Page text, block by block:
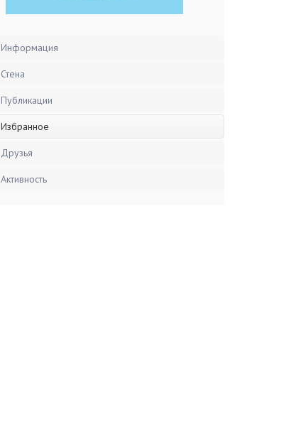
Информация
Стена
Публикации
Избранное
Друзья
Активность